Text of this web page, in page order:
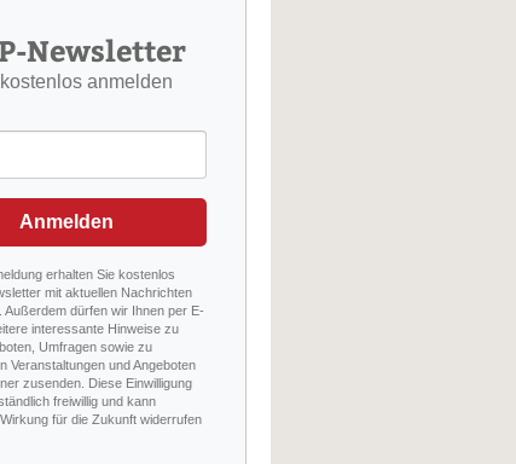
Newsletter
anmelden
Anmelden
erhalten Sie kostenlos
mit aktuellen Nachrichten
Außerdem dürfen wir Ihnen per E-
interessante Hinweise zu
Umfragen sowie zu
Veranstaltungen und Angeboten
zusenden. Diese Einwilligung
freiwillig und kann
für die Zukunft widerrufen